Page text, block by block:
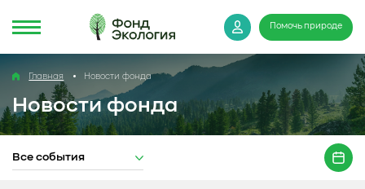
Помочь природе
Главная Новости фонда
Новости фонда
Все события